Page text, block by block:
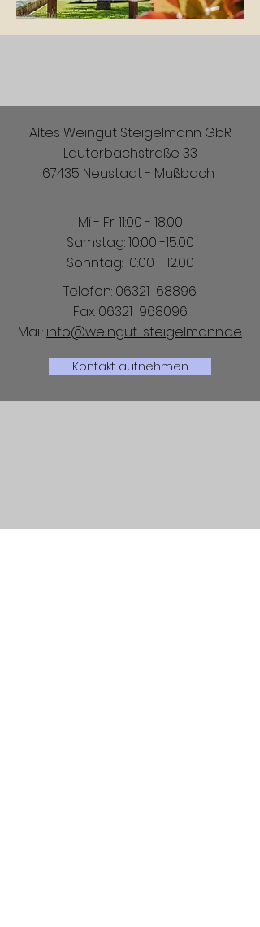
Altes Weingut Steigelmann GbR
Lauterbachstraße 33
67435 Neustadt - Mußbach
Mi - Fr: 11:00 - 18.00
​​Samstag: 10:00 -15.00
​​Sonntag: 10:00 - 12.00
Telefon: 06321 68896
Fax: 06321 968096
Mail: info@weingut-steigelmann.de
Kontakt aufnehmen